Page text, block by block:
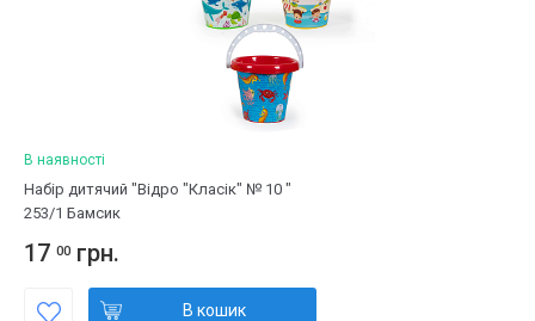
В наявності
Набір дитячий "Відро "Класік" № 10 "
253/1 Бамсик
17 00 грн.
В кошик